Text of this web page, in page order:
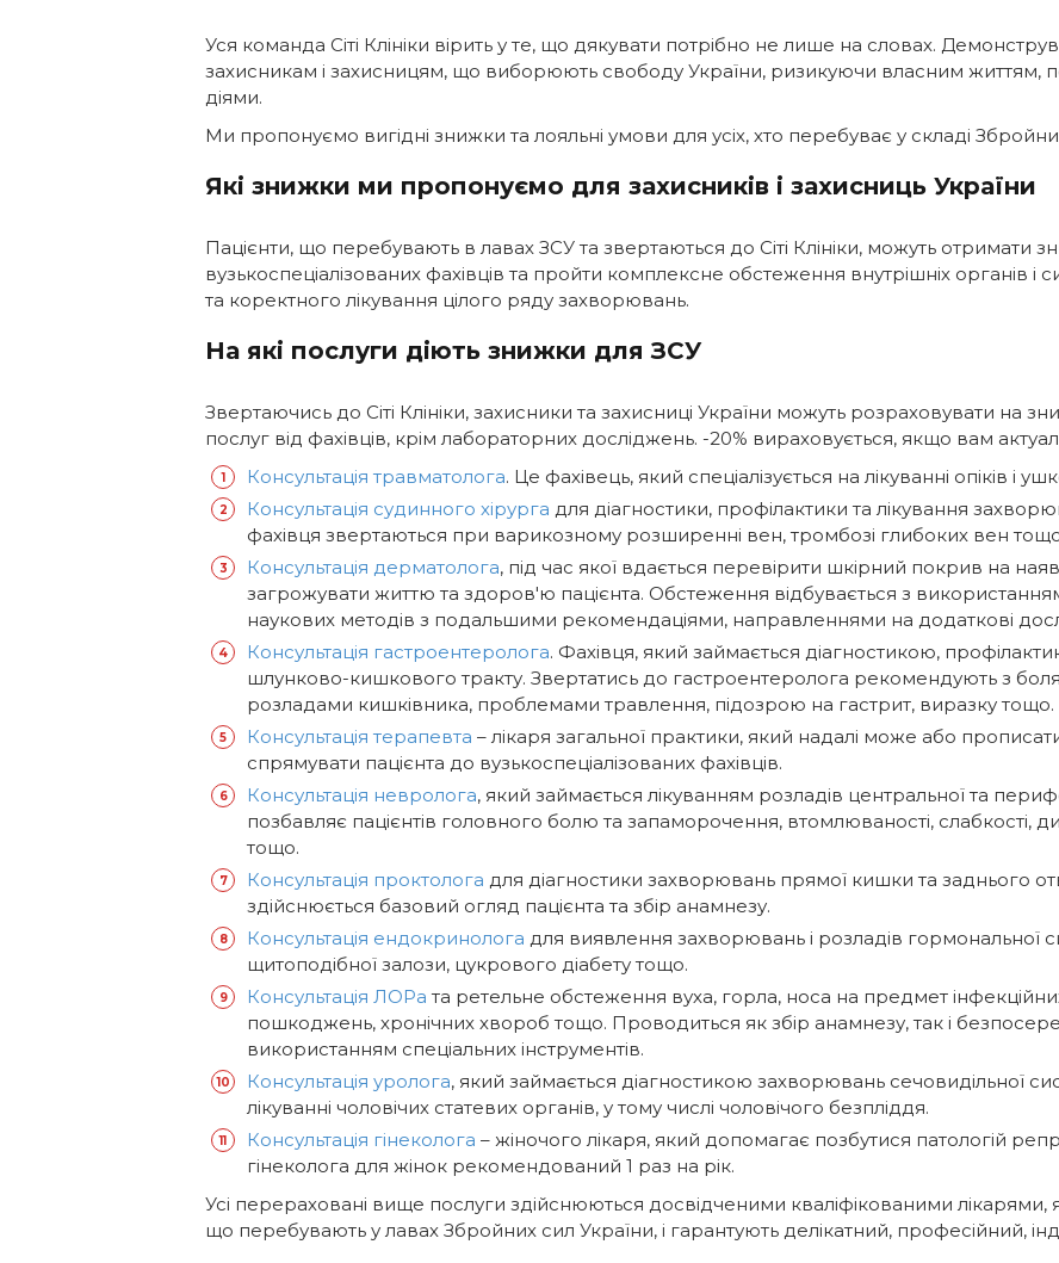
Уся команда Сіті Клініки вірить у те, що дякувати потрібно не лише на словах.
захисникам і захисницям, що виборюють свободу України, ризикуючи власним життям,
діями.
Ми пропонуємо вигідні знижки та лояльні умови для усіх, хто перебуває у складі
Які знижки ми пропонуємо для захисників і захисниць України
Пацієнти, що перебувають в лавах ЗСУ та звертаються до Сіті Клініки, можуть отримати
вузькоспеціалізованих фахівців та пройти комплексне обстеження внутрішніх органів і
та коректного лікування цілого ряду захворювань.
На які послуги діють знижки для ЗСУ
Звертаючись до Сіті Клініки, захисники та захисниці України можуть розраховувати на
послуг від фахівців, крім лабораторних досліджень. -20% вираховується, якщо вам
Консультація травматолога. Це фахівець, який спеціалізується на лікуванні опіків
Консультація судинного хірурга для діагностики, профілактики та лікування
фахівця звертаються при варикозному розширенні вен, тромбозі глибоких вен
Консультація дерматолога, під час якої вдається перевірити шкірний покрив на
загрожувати життю та здоров'ю пацієнта. Обстеження відбувається з
наукових методів з подальшими рекомендаціями, направленнями на додаткові
Консультація гастроентеролога. Фахівця, який займається діагностикою,
шлунково-кишкового тракту. Звертатись до гастроентеролога рекомендують з
розладами кишківника, проблемами травлення, підозрою на гастрит, виразку тощо.
Консультація терапевта – лікаря загальної практики, який надалі може або
спрямувати пацієнта до вузькоспеціалізованих фахівців.
Консультація невролога, який займається лікуванням розладів центральної та
позбавляє пацієнтів головного болю та запаморочення, втомлюваності, слабкості,
тощо.
Консультація проктолога для діагностики захворювань прямої кишки та заднього
здійснюється базовий огляд пацієнта та збір анамнезу.
Консультація ендокринолога для виявлення захворювань і розладів гормональної
щитоподібної залози, цукрового діабету тощо.
Консультація ЛОРа та ретельне обстеження вуха, горла, носа на предмет
пошкоджень, хронічних хвороб тощо. Проводиться як збір анамнезу, так і
використанням спеціальних інструментів.
Консультація уролога, який займається діагностикою захворювань сечовидільної
лікуванні чоловічих статевих органів, у тому числі чоловічого безпліддя.
Консультація гінеколога – жіночого лікаря, який допомагає позбутися патологій
гінеколога для жінок рекомендований 1 раз на рік.
Усі перераховані вище послуги здійснюються досвідченими кваліфікованими лікарями,
що перебувають у лавах Збройних сил України, і гарантують делікатний, професійний,